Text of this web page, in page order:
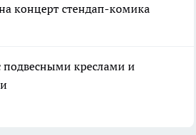
концерт стендап-комика
подвесными креслами и